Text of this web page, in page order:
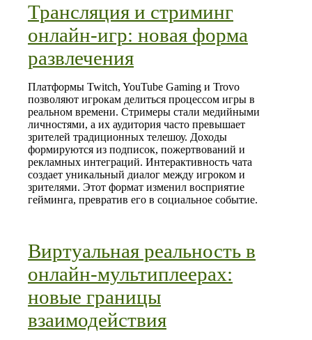
Трансляция и стриминг
онлайн‑игр: новая форма
развлечения
Платформы Twitch, YouTube Gaming и Trovo
позволяют игрокам делиться процессом игры в
реальном времени. Стримеры стали медийными
личностями, а их аудитория часто превышает
зрителей традиционных телешоу. Доходы
формируются из подписок, пожертвований и
рекламных интеграций. Интерактивность чата
создает уникальный диалог между игроком и
зрителями. Этот формат изменил восприятие
гейминга, превратив его в социальное событие.
Виртуальная реальность в
онлайн‑мультиплеерах:
новые границы
взаимодействия